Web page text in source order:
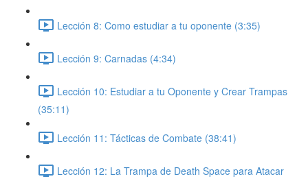
Lección 8: Como estudiar a tu oponente (3:35)
Lección 9: Carnadas (4:34)
Lección 10: Estudiar a tu Oponente y Crear Trampas
(35:11)
Lección 11: Tácticas de Combate (38:41)
Lección 12: La Trampa de Death Space para Atacar